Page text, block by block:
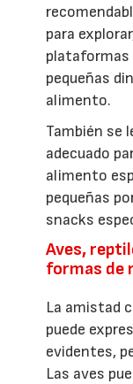
para
plataformas
pequeñas
alimento.
También se
adecuado
alimento
pequeñas
snacks
Aves,
formas de
La amistad
puede
evidentes,
Las aves